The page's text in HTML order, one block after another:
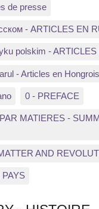
de presse
- ARTICLES EN
polskim -
- Articles en Hongrois
0 - PREFACE
MATIERES -
AND